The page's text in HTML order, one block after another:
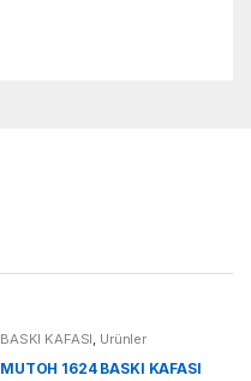
BASKI KAFASI Ürünler
MUTOH 1624 BASKI KAFASI